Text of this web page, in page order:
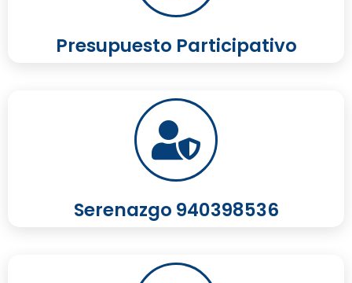
Presupuesto Participativo
Serenazgo 940398536